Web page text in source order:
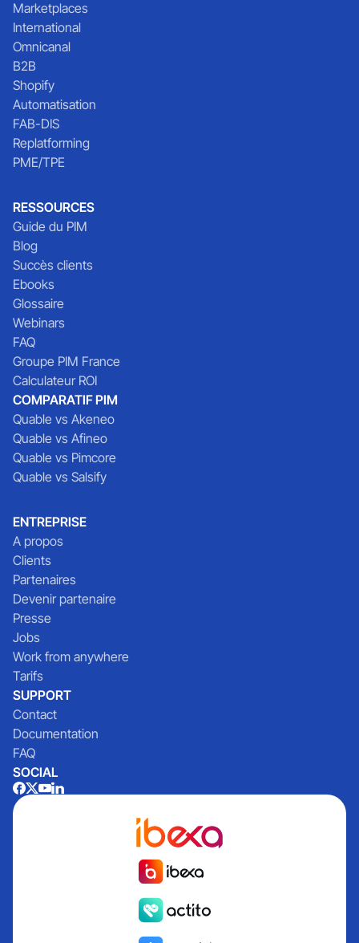
Marketplaces
International
Omnicanal
B2B
Shopify
Automatisation
FAB-DIS
Replatforming
PME/TPE
RESSOURCES
Guide du PIM
Blog
Succès clients
Ebooks
Glossaire
Webinars
FAQ
Groupe PIM France
Calculateur ROI
COMPARATIF PIM
Quable vs Akeneo
Quable vs Afineo
Quable vs Pimcore
Quable vs Salsify
ENTREPRISE
A propos
Clients
Partenaires
Devenir partenaire
Presse
Jobs
Work from anywhere
Tarifs
SUPPORT
Contact
Documentation
FAQ
SOCIAL